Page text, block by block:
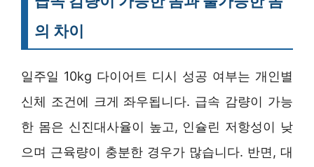
의 차이
일주일 10kg 다이어트 디시 성공 여부는 개인별
신체 조건에 크게 좌우됩니다. 급속 감량이 가능
한 몸은 신진대사율이 높고, 인슐린 저항성이 낮
으며 근육량이 충분한 경우가 많습니다. 반면, 대